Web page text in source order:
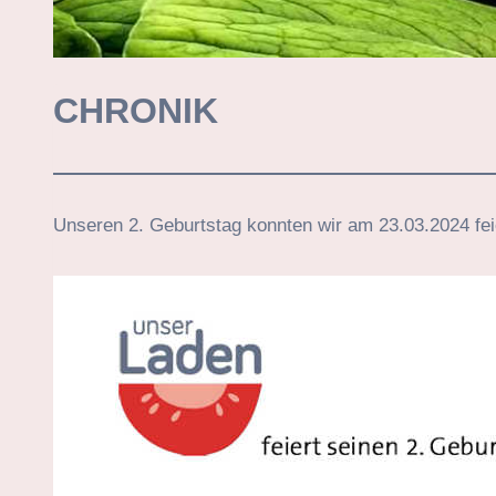
CHRONIK
Unseren 2. Geburtstag konnten wir am 23.03.2024